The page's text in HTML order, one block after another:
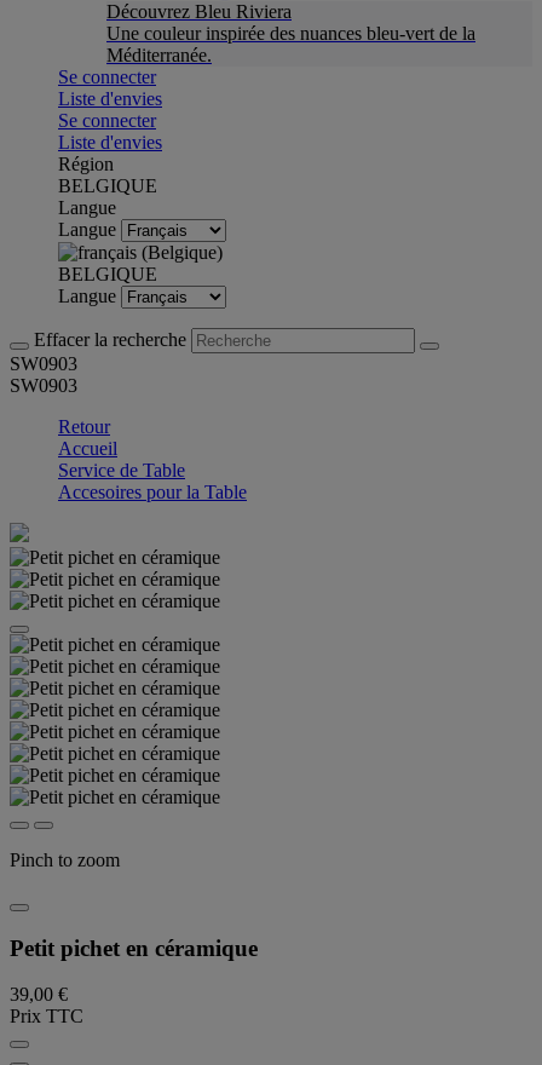
Découvrez Bleu Riviera
Une couleur inspirée des nuances bleu-vert de la
Méditerranée.
Se connecter
Liste d'envies
Se connecter
Liste d'envies
Région
BELGIQUE
Langue
Langue
BELGIQUE
Langue
Effacer la recherche
SW0903
SW0903
Retour
Accueil
Service de Table
Accesoires pour la Table
Pinch to zoom
Petit pichet en céramique
39,00 €
Prix TTC